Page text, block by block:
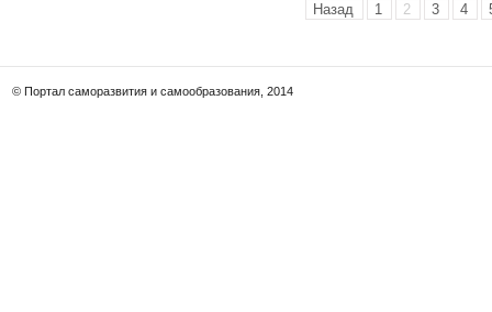
Назад 1 2 3 4
© Портал саморазвития и самообразования, 2014